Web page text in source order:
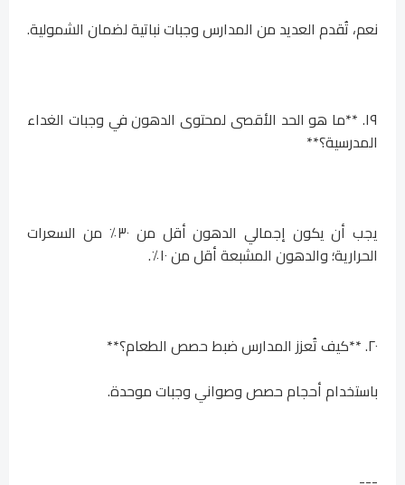
نعم، تُقدم العديد من المدارس وجبات نباتية لضمان الشمولية.
١٩. **ما هو الحد الأقصى لمحتوى الدهون في وجبات الغداء
المدرسية؟**
يجب أن يكون إجمالي الدهون أقل من ٣٠٪ من السعرات
الحرارية؛ والدهون المشبعة أقل من ١٠٪.
٢٠. **كيف تُعزز المدارس ضبط حصص الطعام؟**
باستخدام أحجام حصص وصواني وجبات موحدة.